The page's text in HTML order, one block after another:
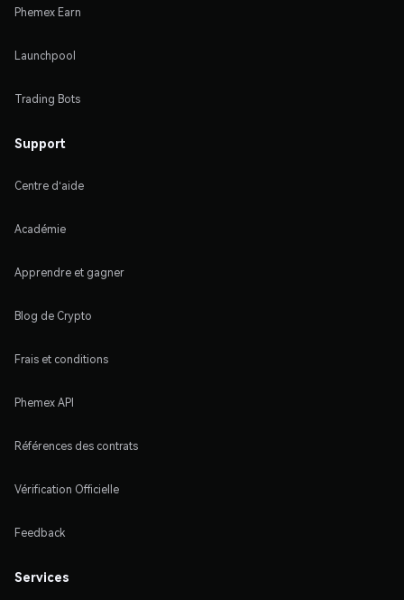
Phemex Earn
Launchpool
Trading Bots
Support
Centre d'aide
Académie
Apprendre et gagner
Blog de Crypto
Frais et conditions
Phemex API
Références des contrats
Vérification Officielle
Feedback
Services